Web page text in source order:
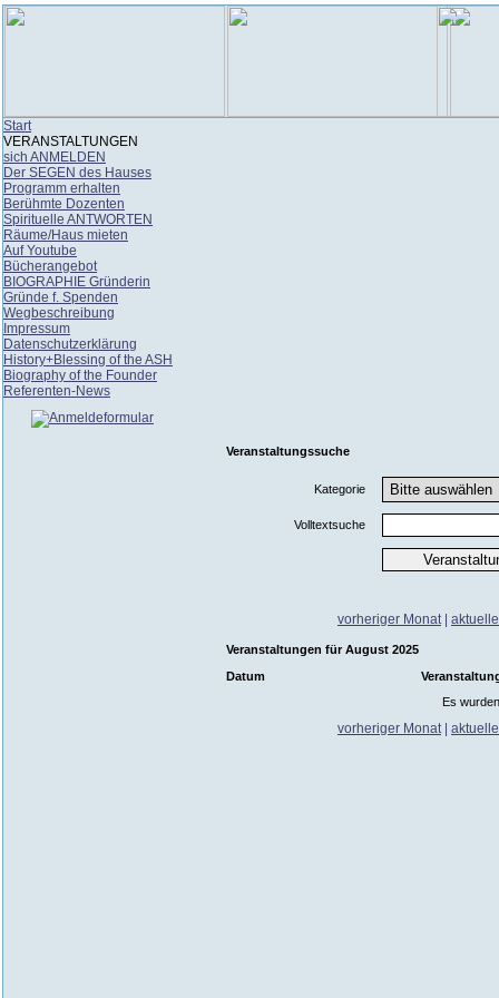
Start
VERANSTALTUNGEN
sich ANMELDEN
Der SEGEN des Hauses
Programm erhalten
Berühmte Dozenten
Spirituelle ANTWORTEN
Räume/Haus mieten
Auf Youtube
Bücherangebot
BIOGRAPHIE Gründerin
Gründe f. Spenden
Wegbeschreibung
Impressum
Datenschutzerklärung
History+Blessing of the ASH
Biography of the Founder
Referenten-News
Veranstaltungssuche
Kategorie
Volltextsuche
vorheriger Monat|
Veranstaltungen für August 2025
Datum
Es
vorheriger Monat|